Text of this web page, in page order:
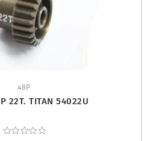
48P
22T. TITAN 54022U